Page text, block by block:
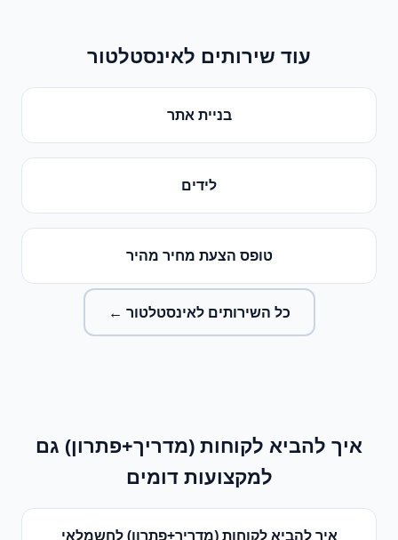
עוד שירותים לאינסטלטור
בניית אתר
לידים
טופס הצעת מחיר מהיר
כל השירותים לאינסטלטור ←
איך להביא לקוחות (מדריך+פתרון) גם
למקצועות דומים
איך להביא לקוחות (מדריך+פתרון)לחשמלאי